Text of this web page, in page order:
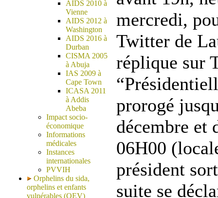
AIDS 2010 à
Vienne
AIDS 2012 à
Washington
AIDS 2016 à
Durban
CISMA 2005
à Abuja
IAS 2009 à
Cape Town
ICASA 2011
à Addis
Abeba
Impact socio-
économique
Informations
médicales
Instances
internationales
PVVIH
Orphelins du sida,
orphelins et enfants
vulnérables (OEV)
mercredi,
Twitter de
réplique sur
prorogé
décembre et
06H00
président
suite se